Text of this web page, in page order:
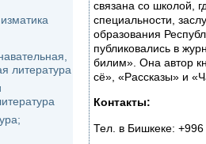
литература
связана со школой,
специальности,
образования
публиковались в
билим». Она автор
сё», «Рассказы» и
Контакты:
Тел. в Бишкеке: